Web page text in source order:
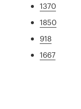
1370
1850
918
1667